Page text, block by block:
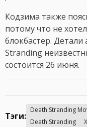
Кодзима также
потому что не
блокбастер.
Stranding
состоится 26 июня.
Тэги:
Death Stranding
Death Stranding